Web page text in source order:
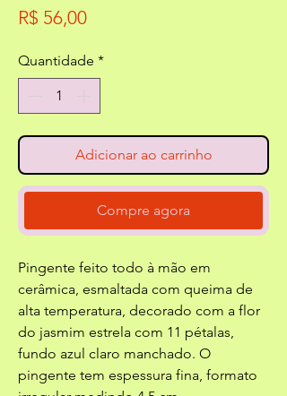
R$ 56,00Preço
Quantidade *
Adicionar ao carrinho
Compre agora
Pingente feito todo à mão em
cerâmica, esmaltada com queima de
alta temperatura, decorado com a flor
do jasmim estrela com 11 pétalas,
fundo azul claro manchado. O
pingente tem espessura fina, formato